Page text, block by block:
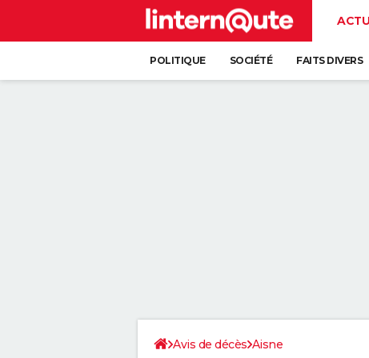
POLITIQUE SOCIÉTÉ FAITS DIVERS
Avis de décès Aisne